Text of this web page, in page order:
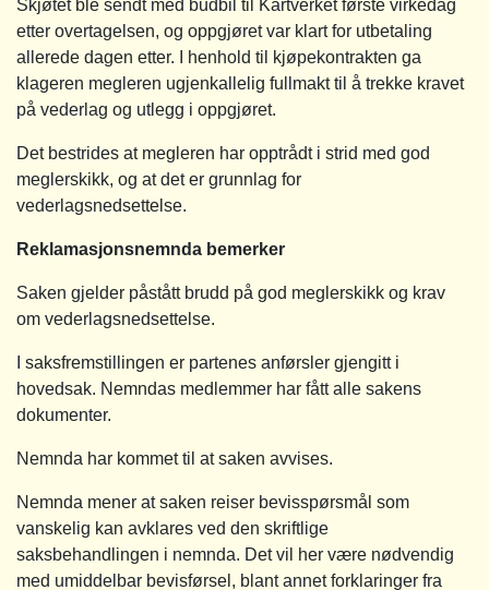
Skjøtet ble sendt med budbil til Kartverket første virkedag
etter overtagelsen, og oppgjøret var klart for utbetaling
allerede dagen etter. I henhold til kjøpekontrakten ga
klageren megleren ugjenkallelig fullmakt til å trekke kravet
på vederlag og utlegg i oppgjøret.
Det bestrides at megleren har opptrådt i strid med god
meglerskikk, og at det er grunnlag for
vederlagsnedsettelse.
Reklamasjonsnemnda bemerker
Saken gjelder påstått brudd på god meglerskikk og krav
om vederlagsnedsettelse.
I saksfremstillingen er partenes anførsler gjengitt i
hovedsak. Nemndas medlemmer har fått alle sakens
dokumenter.
Nemnda har kommet til at saken avvises.
Nemnda mener at saken reiser bevisspørsmål som
vanskelig kan avklares ved den skriftlige
saksbehandlingen i nemnda. Det vil her være nødvendig
med umiddelbar bevisførsel, blant annet forklaringer fra